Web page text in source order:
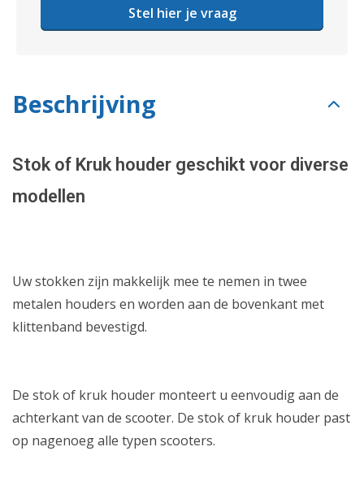
Stel hier je vraag
Beschrijving
Stok of Kruk houder geschikt voor diverse
modellen
Uw stokken zijn makkelijk mee te nemen in twee
metalen houders en worden aan de bovenkant met
klittenband bevestigd.
De stok of kruk houder monteert u eenvoudig aan de
achterkant van de scooter. De stok of kruk houder past
op nagenoeg alle typen scooters.